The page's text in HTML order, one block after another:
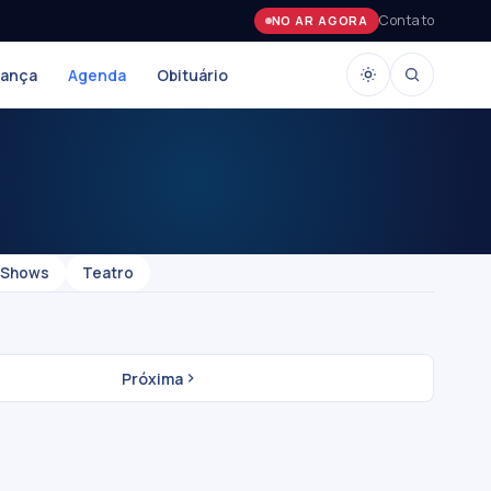
NO AR AGORA Contato
Agenda Obituário
Shows Teatro
Próxima